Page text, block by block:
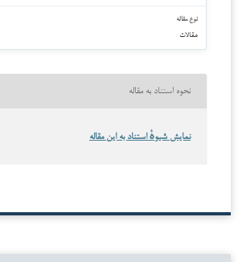
نوع مقاله
مقالات
نحوه استناد به مقاله
نمایش شیوهٔ استناد به این مقاله